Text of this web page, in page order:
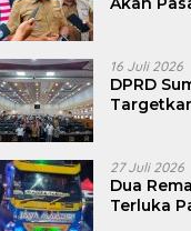
16 Juli 2026
DPRD
27 Juli 2026
Dua
Terluka